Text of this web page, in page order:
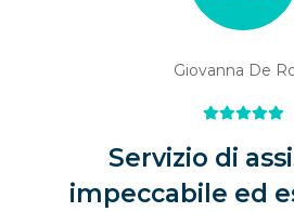
Giovanna De
Servizio di
impeccabile ed